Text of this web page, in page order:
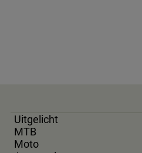
Uitgelicht
MTB
Moto